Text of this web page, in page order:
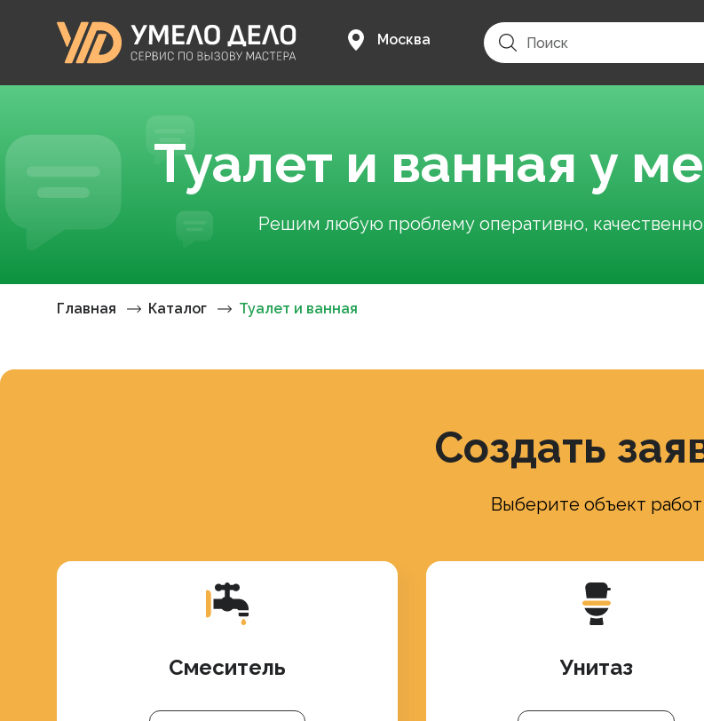
Москва
Туалет и ванная у
Решим любую проблему оперативно,
Главная Каталог Туалет и ванная
Создать
Выберите объект работ
Смеситель Унитаз